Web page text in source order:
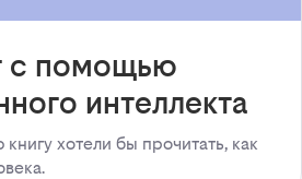
с помощью
интеллекта
хотели бы прочитать, как